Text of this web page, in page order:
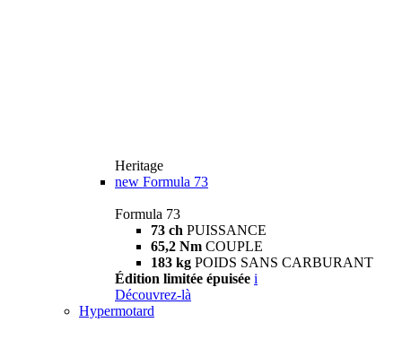
Heritage
new Formula 73
Formula 73
73 ch PUISSANCE
65,2 Nm COUPLE
183 kg POIDS SANS CARBURANT
Édition limitée épuisée i
Découvrez-là
Hypermotard